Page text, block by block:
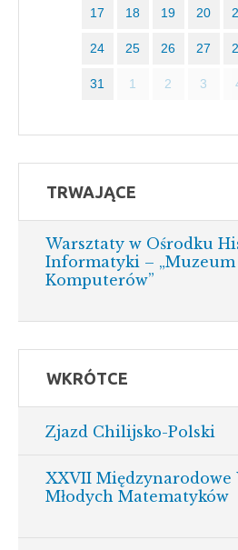
17 18 19 20
24 25 26 27
31 1 2 3
TRWAJĄCE
Warsztaty w Ośrodku
Informatyki – „Muzeum
Komputerów”
WKRÓTCE
Zjazd Chilijsko-Polski
XXVII Międzynarodowe
Młodych Matematyków